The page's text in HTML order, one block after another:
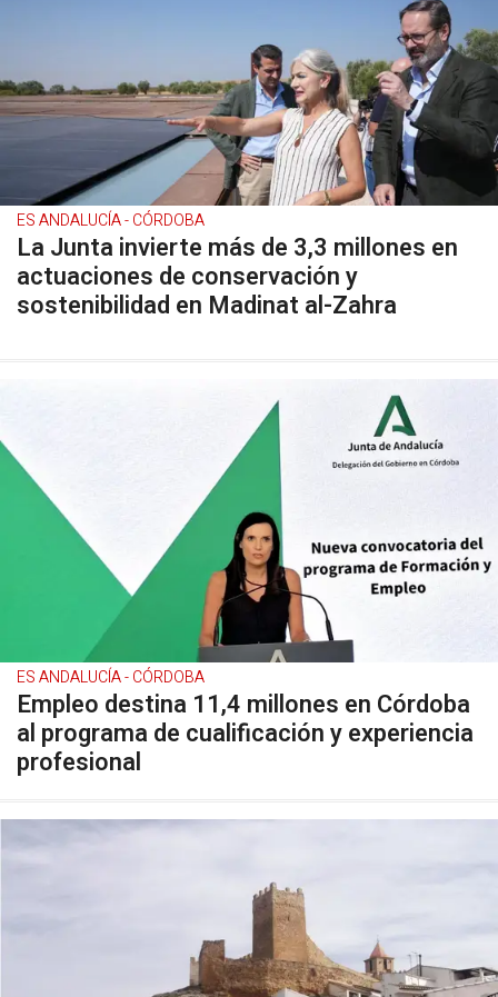
ES ANDALUCÍA - CÓRDOBA
La Junta invierte más de 3,3 millones en
actuaciones de conservación y
sostenibilidad en Madinat al-Zahra
ES ANDALUCÍA - CÓRDOBA
Empleo destina 11,4 millones en Córdoba
al programa de cualificación y experiencia
profesional